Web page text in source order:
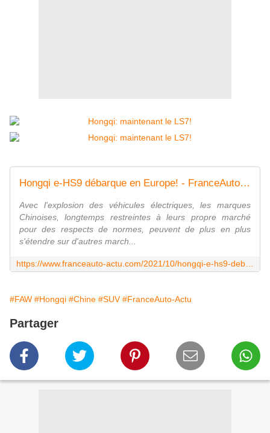
Hongqi e-HS9 débarque en Europe! - FranceAuto-actu - actualité automobile régionale et internationale
Avec l'explosion des véhicules électriques, les marques
Chinoises, longtemps restreintes à leurs propre marché
pour des respects de normes, peuvent de plus en plus
s'étendre sur d'autres march...
#FAW #Hongqi #Chine #SUV #FranceAuto-Actu
Partager